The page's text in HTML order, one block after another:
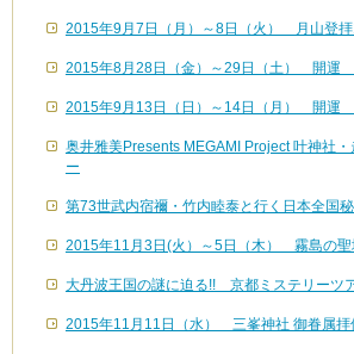
2015年9月7日（月）～8日（火） 月山登拝
2015年8月28日（金）～29日（土） 開運
2015年9月13日（日）～14日（月） 開運
奥井雅美Presents MEGAMI Project 叶神社
ー
第73世武内宿禰・竹内睦泰と行く日本全国
2015年11月3日(火）～5日（木） 霧島の聖
大丹波王国の謎に迫る!! 京都ミステリーツ
2015年11月11日（水） 三峯神社 御眷属拝